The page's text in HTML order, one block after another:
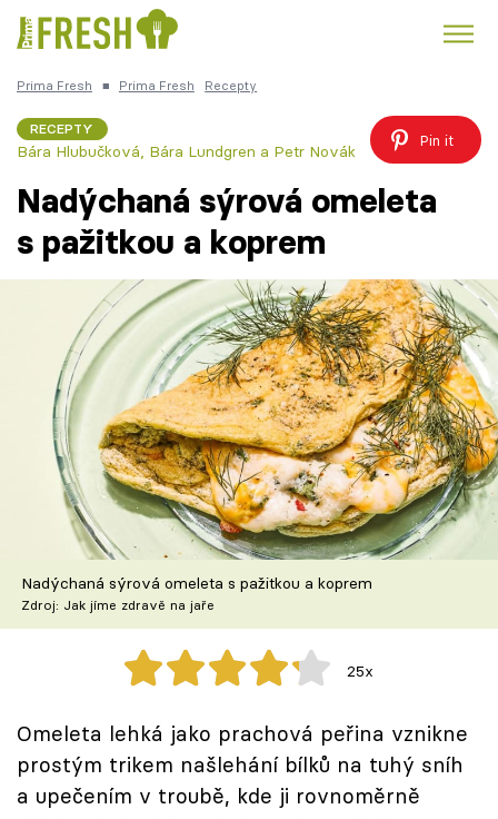
Česká kuchyně Čokoláda
Témata
Recepty
Články
TV Program
Škola vaření
Recepty z TV
Speciál: Cuketa
Těhotnej kuchař
Sledujte prima+
Přihlášení
Prima Fresh ■ Prima Fresh Recepty
RECEPTY
Bára Hlubučková, Bára Lundgren a Petr Novák
Pin it
Nadýchaná sýrová omeleta
s pažitkou a koprem
Nadýchaná sýrová omeleta s pažitkou a koprem
Zdroj: Jak jíme zdravě na jaře
25x
Omeleta lehká jako prachová peřina vznikne
prostým trikem našlehání bílků na tuhý sníh
a upečením v troubě, kde ji rovnoměrně